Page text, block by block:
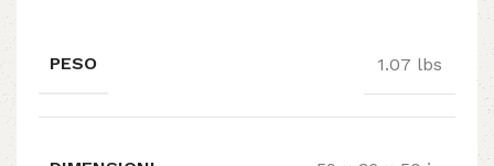
PESO 1.07 lbs